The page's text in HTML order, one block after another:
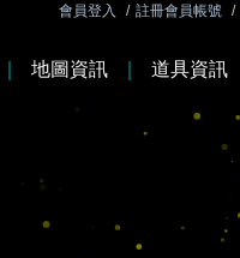
會員登入 / 註冊會員帳號 /